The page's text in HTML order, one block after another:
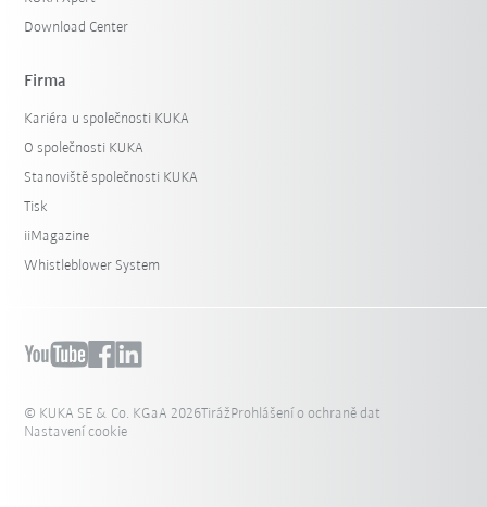
Download Center
Firma
Kariéra u společnosti KUKA
O společnosti KUKA
Stanoviště společnosti KUKA
Tisk
iiMagazine
Whistleblower System
© KUKA SE & Co. KGaA 2026TirážProhlášení o ochraně dat
Nastavení cookie